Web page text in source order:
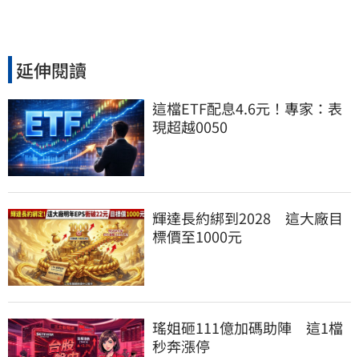
延伸閱讀
這檔ETF配息4.6元！專家：表
現超越0050
輝達長約綁到2028　這大廠目
標價至1000元
瑤姐砸111億加碼助陣　這1檔
秒奔漲停